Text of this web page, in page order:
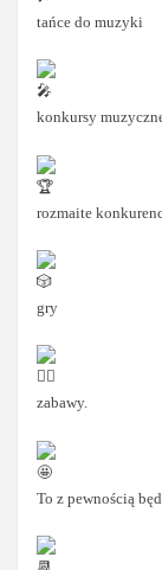
tańce do muzyki
konkursy
rozmaite
gry
zabawy.
To z pewnością